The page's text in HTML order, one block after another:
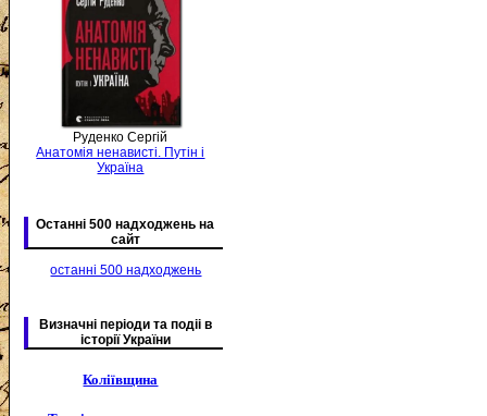
Руденко Сергій
Анатомія ненависті. Путін і
Україна
Останні 500 надходжень на
сайт
останні 500 надходжень
Визначні періоди та подіі в
історії України
Коліївщина